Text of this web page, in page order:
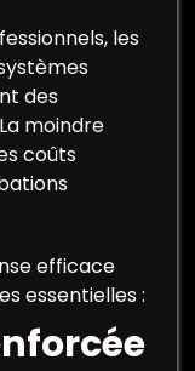
les
des
moindre
coûts
efficace
essentielles :